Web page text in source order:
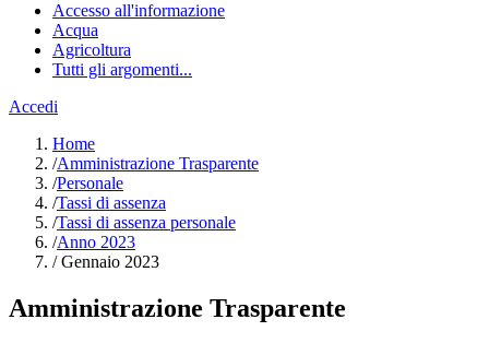
Accesso all'informazione
Acqua
Agricoltura
Tutti gli argomenti...
Accedi
Home
/Amministrazione Trasparente
/Personale
/Tassi di assenza
/Tassi di assenza personale
/Anno 2023
/Gennaio 2023
Amministrazione Trasparente